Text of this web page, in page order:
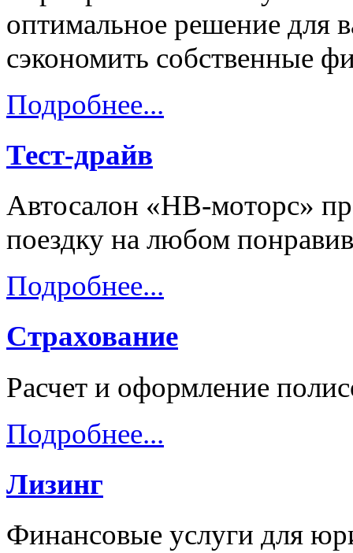
оптимальное решение для
сэкономить собственные
Подробнее...
Тест-драйв
Автосалон «НВ-моторс»
поездку на любом
Подробнее...
Страхование
Расчет и оформление
Подробнее...
Лизинг
Финансовые услуги для